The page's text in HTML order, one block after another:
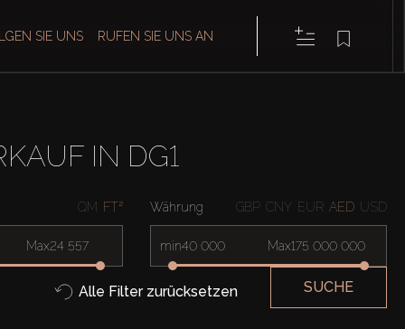
SIE UNS RUFEN SIE UNS AN
IN DG1
QM FT²
Max
Währung GBP CNY EUR AED USD
min Max
Alle Filter zurücksetzen SUCHE